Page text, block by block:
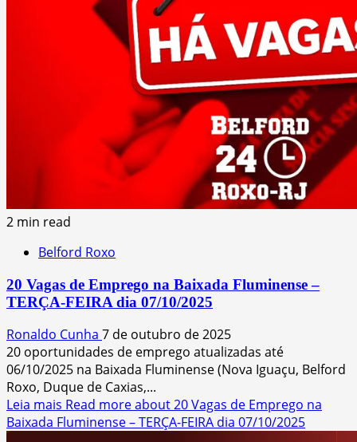
2 min read
Belford Roxo
20 Vagas de Emprego na Baixada Fluminense –
TERÇA-FEIRA dia 07/10/2025
Ronaldo Cunha 7 de outubro de 2025
20 oportunidades de emprego atualizadas até
06/10/2025 na Baixada Fluminense (Nova Iguaçu, Belford
Roxo, Duque de Caxias,...
Leia mais Read more about 20 Vagas de Emprego na
Baixada Fluminense – TERÇA-FEIRA dia 07/10/2025